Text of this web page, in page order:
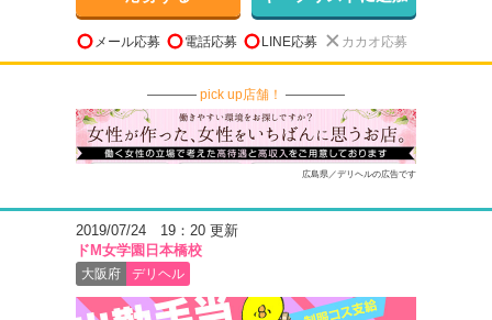
メール応募 電話応募 LINE応募 カカオ応募
pick up店舗！
広島県／デリヘルの広告です
2019/07/24 19：20 更新
ドМ女学園日本橋校
大阪府 デリヘル